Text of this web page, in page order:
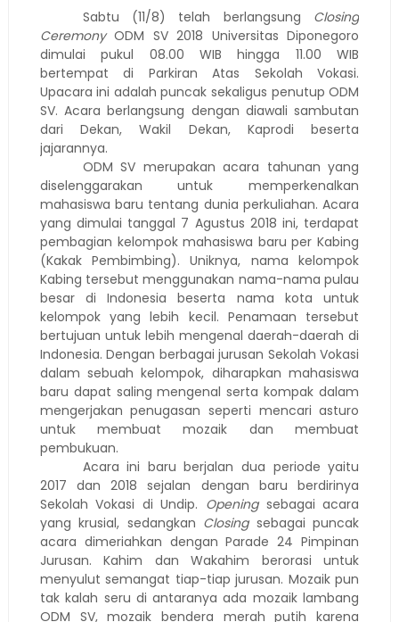
Sabtu (11/8) telah berlangsung Closing
CeremonyODM SV 2018 Universitas Diponegoro
dimulai pukul 08.00 WIB hingga 11.00 WIB
bertempat di Parkiran Atas Sekolah Vokasi.
Upacara ini adalah puncak sekaligus penutup ODM
SV. Acara berlangsung dengan diawali sambutan
dari Dekan, Wakil Dekan, Kaprodi beserta
jajarannya.
ODM SV merupakan acara tahunan yang
diselenggarakan untuk memperkenalkan
mahasiswa baru tentang dunia perkuliahan. Acara
yang dimulai tanggal 7 Agustus 2018 ini, terdapat
pembagian kelompok mahasiswa baru per Kabing
(Kakak Pembimbing). Uniknya, nama kelompok
Kabing tersebut menggunakan nama-nama pulau
besar di Indonesia beserta nama kota untuk
kelompok yang lebih kecil. Penamaan tersebut
bertujuan untuk lebih mengenal daerah-daerah di
Indonesia. Dengan berbagai jurusan Sekolah Vokasi
dalam sebuah kelompok, diharapkan mahasiswa
baru dapat saling mengenal serta kompak dalam
mengerjakan penugasan seperti mencari asturo
untuk membuat mozaik dan membuat
pembukuan.
Acara ini baru berjalan dua periode yaitu
2017 dan 2018 sejalan dengan baru berdirinya
Sekolah Vokasi di Undip. Openingsebagai acara
yang krusial, sedangkan Closing sebagai puncak
acara dimeriahkan dengan Parade 24 Pimpinan
Jurusan. Kahim dan Wakahim berorasi untuk
menyulut semangat tiap-tiap jurusan. Mozaik pun
tak kalah seru di antaranya ada mozaik lambang
ODM SV, mozaik bendera merah putih karena